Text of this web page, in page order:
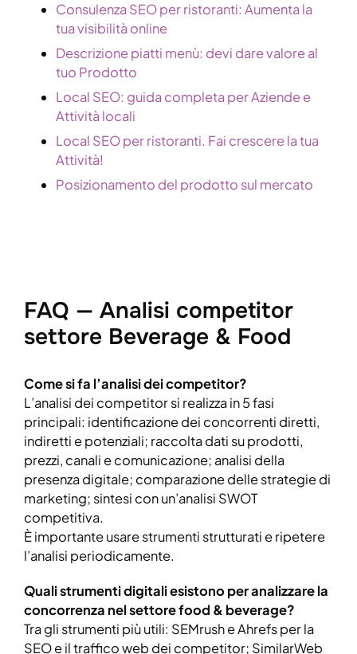
Consulenza SEO per ristoranti: Aumenta la
tua visibilità online
Descrizione piatti menù: devi dare valore al
tuo Prodotto
Local SEO: guida completa per Aziende e
Attività locali
Local SEO per ristoranti. Fai crescere la tua
Attività!
Posizionamento del prodotto sul mercato
FAQ — Analisi competitor
settore Beverage & Food
Come si fa l’analisi dei competitor?
L’analisi dei competitor si realizza in 5 fasi
principali: identificazione dei concorrenti diretti,
indiretti e potenziali; raccolta dati su prodotti,
prezzi, canali e comunicazione; analisi della
presenza digitale; comparazione delle strategie di
marketing; sintesi con un’analisi SWOT
competitiva.
È importante usare strumenti strutturati e ripetere
l’analisi periodicamente.
Quali strumenti digitali esistono per analizzare la
concorrenza nel settore food & beverage?
Tra gli strumenti più utili: SEMrush e Ahrefs per la
SEO e il traffico web dei competitor; SimilarWeb